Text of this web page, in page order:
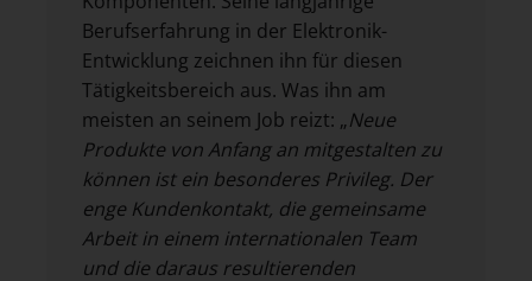
Berufserfahrung in der Elektronik-
Entwicklung zeichnen ihn für diesen
Tätigkeitsbereich aus. Was ihn am
meisten an seinem Job reizt: „Neue
Produkte von Anfang an mitgestalten zu
können ist ein besonderes Privileg. Der
enge Kundenkontakt, die gemeinsame
Arbeit in einem internationalen Team
und die daraus resultierenden